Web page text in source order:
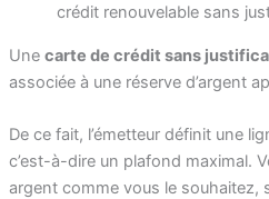
crédit renouvelable sans
Une carte de crédit sans
associée à une réserve d’argent
De ce fait, l’émetteur définit une
c’est-à-dire un plafond maximal.
argent comme vous le souhaitez,